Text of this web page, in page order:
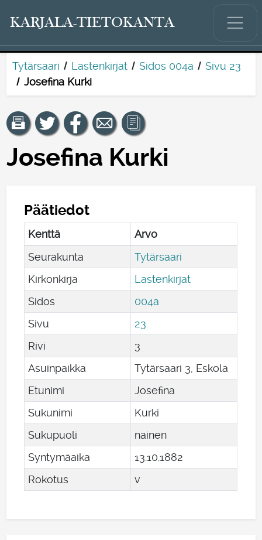
KARJALA-TIETOKANTA
Tytärsaari Lastenkirjat Sidos 004a
Sivu 23
Josefina Kurki
Josefina Kurki
Päätiedot
Kenttä
Arvo
Seurakunta
Tytärsaari
Kirkonkirja
Lastenkirjat
Sidos
004a
Sivu
23
Rivi
3
Asuinpaikka
Tytärsaari 3, Eskola
Etunimi
Josefina
Sukunimi
Kurki
Sukupuoli
nainen
Syntymäaika
13101882
Rokotus
v